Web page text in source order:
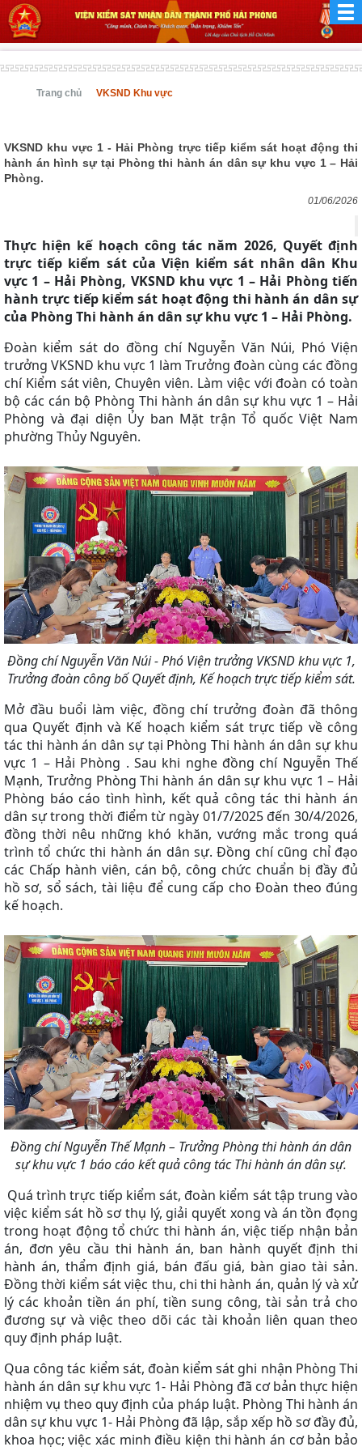
Trang chủ VKSND Khu vực
VKSND khu vực 1 - Hải Phòng trực tiếp kiểm sát hoạt động thi
hành án hình sự tại Phòng thi hành án dân sự khu vực 1 – Hải
Phòng.
01/06/2026
Thực hiện kế hoạch công tác năm 2026, Quyết định
trực tiếp kiểm sát của Viện kiểm sát nhân dân Khu
vực 1 – Hải Phòng, VKSND khu vực 1 – Hải Phòng tiến
hành trực tiếp kiểm sát hoạt động thi hành án dân sự
của Phòng Thi hành án dân sự khu vực 1 – Hải Phòng.
Đoàn kiểm sát do đồng chí Nguyễn Văn Núi, Phó Viện
trưởng VKSND khu vực 1 làm Trưởng đoàn cùng các đồng
chí Kiểm sát viên, Chuyên viên. Làm việc với đoàn có toàn
bộ các cán bộ Phòng Thi hành án dân sự khu vực 1 – Hải
Phòng và đại diện Ủy ban Mặt trận Tổ quốc Việt Nam
phường Thủy Nguyên.
Đồng chí Nguyễn Văn Núi - Phó Viện trưởng VKSND khu vực 1,
Trưởng đoàn công bố Quyết định, Kế hoạch trực tiếp kiểm sát.
Mở đầu buổi làm việc, đồng chí trưởng đoàn đã thông
qua Quyết định và Kế hoạch kiểm sát trực tiếp về công
tác thi hành án dân sự tại Phòng Thi hành án dân sự khu
vực 1 – Hải Phòng . Sau khi nghe đồng chí Nguyễn Thế
Mạnh, Trưởng Phòng Thi hành án dân sự khu vực 1 – Hải
Phòng báo cáo tình hình, kết quả công tác thi hành án
dân sự trong thời điểm từ ngày 01/7/2025 đến 30/4/2026,
đồng thời nêu những khó khăn, vướng mắc trong quá
trình tổ chức thi hành án dân sự. Đồng chí cũng chỉ đạo
các Chấp hành viên, cán bộ, công chức chuẩn bị đầy đủ
hồ sơ, sổ sách, tài liệu để cung cấp cho Đoàn theo đúng
kế hoạch.
Đồng chí Nguyễn Thế Mạnh – Trưởng Phòng thi hành án dân
sự khu vực 1 báo cáo kết quả công tác Thi hành án dân sự.
Quá trình trực tiếp kiểm sát, đoàn kiểm sát tập trung vào
việc kiểm sát hồ sơ thụ lý, giải quyết xong và án tồn đọng
trong hoạt động tổ chức thi hành án, việc tiếp nhận bản
án, đơn yêu cầu thi hành án, ban hành quyết định thi
hành án, thẩm định giá, bán đấu giá, bàn giao tài sản.
Đồng thời kiểm sát việc thu, chi thi hành án, quản lý và xử
lý các khoản tiền án phí, tiền sung công, tài sản trả cho
đương sự và việc theo dõi các tài khoản liên quan theo
quy định pháp luật.
Qua công tác kiểm sát, đoàn kiểm sát ghi nhận Phòng Thi
hành án dân sự khu vực 1- Hải Phòng đã cơ bản thực hiện
nhiệm vụ theo quy định của pháp luật. Phòng Thi hành án
dân sự khu vực 1- Hải Phòng đã lập, sắp xếp hồ sơ đầy đủ,
khoa học; việc xác minh điều kiện thi hành án cơ bản bảo